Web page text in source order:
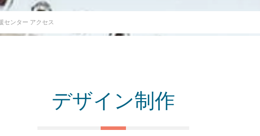
センター アクセス
デザイン制作